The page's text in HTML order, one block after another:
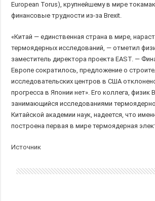
European Torus), крупнейшему в мире
финансовые трудности из-за Brexit.
«Китай — единственная страна в мире,
термоядерных исследований, — отметил
заместитель директора проекта EAST. —
Европе сократилось, предложение о
исследовательских центров в США
прогресса в Японии нет». Его коллега, физик
занимающийся исследованиями
Китайской академии наук, надеется, что
построена первая в мире термоядерная
Источник